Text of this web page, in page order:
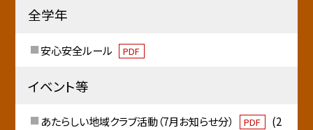
全学年
安心安全ルール PDF
イベント等
あたらしい地域クラブ活動（7月お知らせ分） PDF
(2